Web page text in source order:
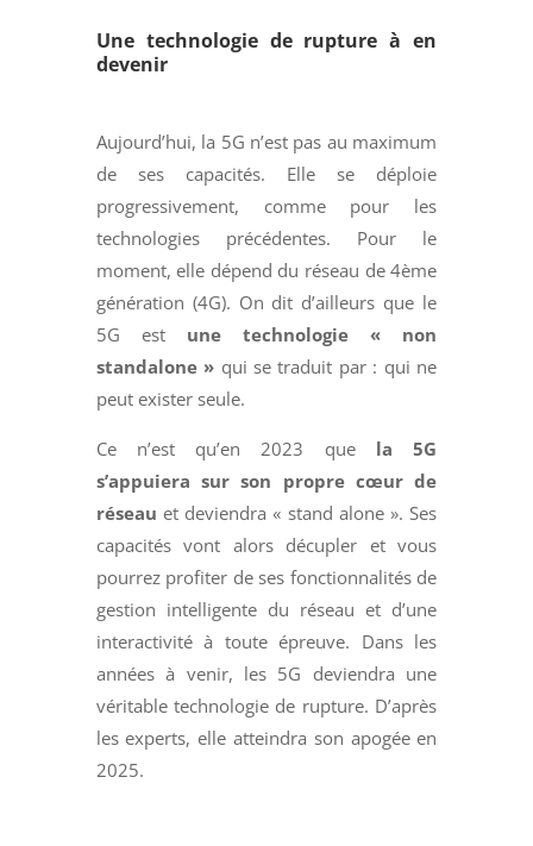
Une technologie de rupture à en
devenir
Aujourd’hui, la 5G n’est pas au maximum
de ses capacités. Elle se déploie
progressivement, comme pour les
technologies précédentes. Pour le
moment, elle dépend du réseau de 4ème
génération (4G). On dit d’ailleurs que le
5G est une technologie « non
standalone » qui se traduit par : qui ne
peut exister seule.
Ce n’est qu’en 2023 que la 5G
s’appuiera sur son propre cœur de
réseau et deviendra « stand alone ». Ses
capacités vont alors décupler et vous
pourrez profiter de ses fonctionnalités de
gestion intelligente du réseau et d’une
interactivité à toute épreuve. Dans les
années à venir, les 5G deviendra une
véritable technologie de rupture. D’après
les experts, elle atteindra son apogée en
2025.